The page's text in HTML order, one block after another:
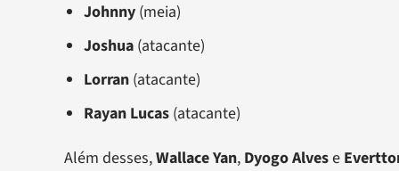
Johnny (meia)
Joshua (atacante)
Lorran (atacante)
Rayan Lucas (atacante)
Além desses,Wallace Yan, Dyogo Alvese